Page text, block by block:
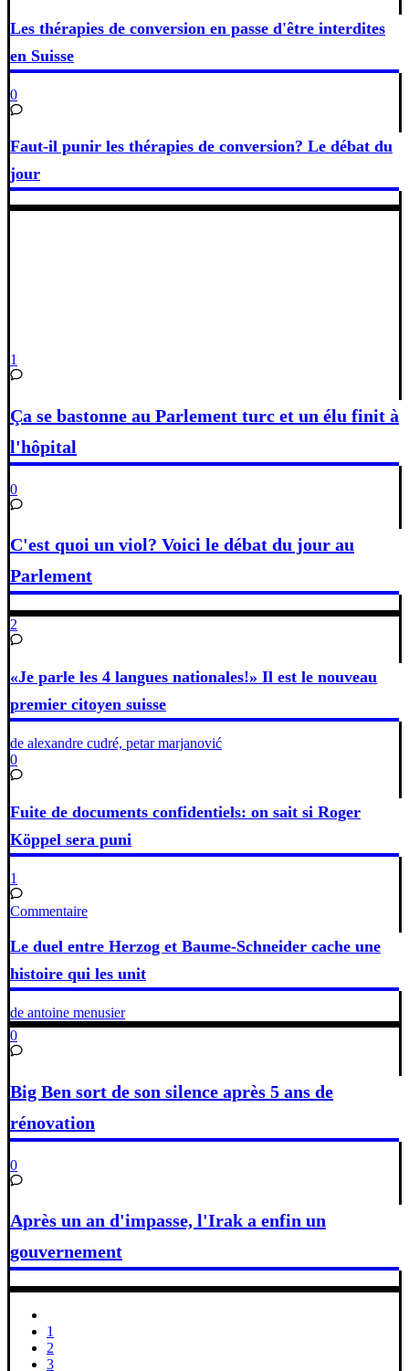
Les thérapies de conversion en passe d'être interdites
en Suisse
0
Faut-il punir les thérapies de conversion? Le débat du
jour
1
Ça se bastonne au Parlement turc et un élu finit à
l'hôpital
0
C'est quoi un viol? Voici le débat du jour au
Parlement
2
«Je parle les 4 langues nationales!» Il est le nouveau
premier citoyen suisse
de alexandre cudré, petar marjanović
0
Fuite de documents confidentiels: on sait si Roger
Köppel sera puni
1
Commentaire
Le duel entre Herzog et Baume-Schneider cache une
histoire qui les unit
de antoine menusier
0
Big Ben sort de son silence après 5 ans de
rénovation
0
Après un an d'impasse, l'Irak a enfin un
gouvernement
1
2
3